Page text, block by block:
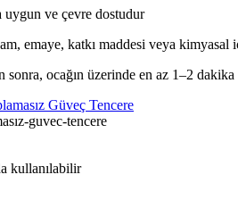
uygun ve çevre dostudur
emaye, katkı maddesi veya kimyasal
sonra, ocağın üzerinde en az 1–2
guvec-tencere
kullanılabilir